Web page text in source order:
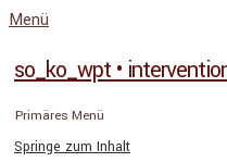
Menü
so_ko_wpt •
Primäres Menü
Springe zum Inhalt